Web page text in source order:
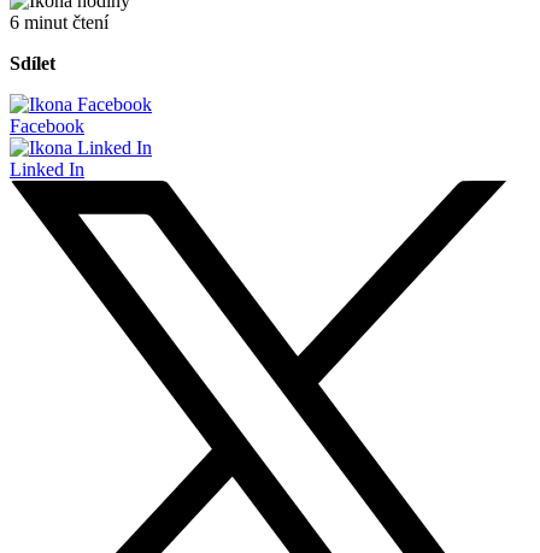
6 minut čtení
Sdílet
Facebook
Linked In